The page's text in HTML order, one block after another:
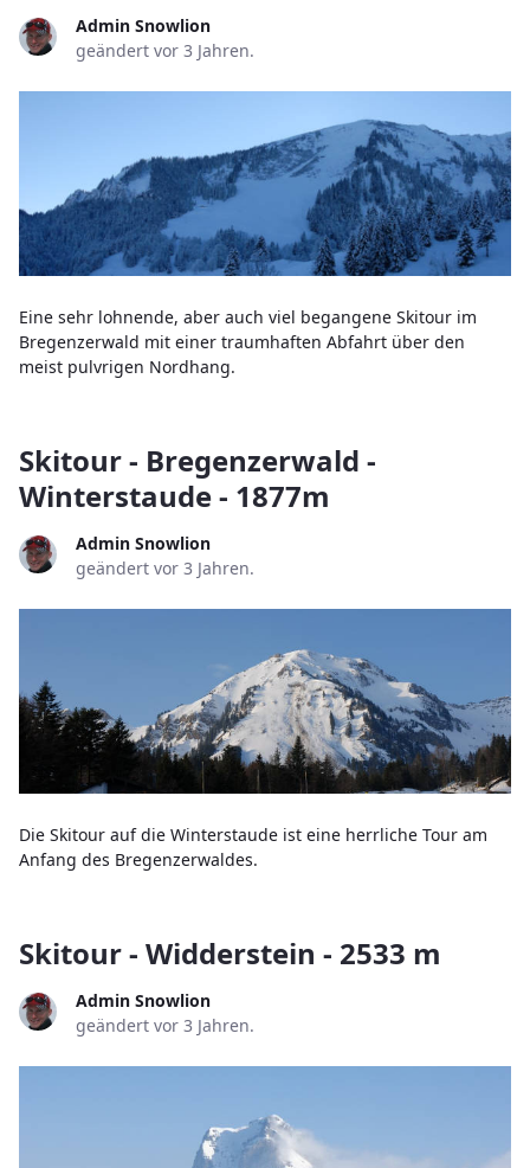
Admin Snowlion
geändert vor 3 Jahren.
Eine sehr lohnende, aber auch viel begangene Skitour im
Bregenzerwald mit einer traumhaften Abfahrt über den
meist pulvrigen Nordhang.
Skitour - Bregenzerwald -
Winterstaude - 1877m
Admin Snowlion
geändert vor 3 Jahren.
Die Skitour auf die Winterstaude ist eine herrliche Tour am
Anfang des Bregenzerwaldes.
Skitour - Widderstein - 2533 m
Admin Snowlion
geändert vor 3 Jahren.